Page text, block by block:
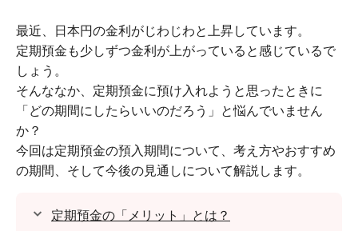
最近、日本円の金利がじわじわと上昇しています。
定期預金も少しずつ金利が上がっていると感じているで
しょう。
そんななか、定期預金に預け入れようと思ったときに
「どの期間にしたらいいのだろう」と悩んでいません
か？
今回は定期預金の預入期間について、考え方やおすすめ
の期間、そして今後の見通しについて解説します。
定期預金の「メリット」とは？